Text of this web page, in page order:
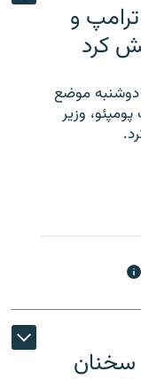
و
کرد
دوشنبه موضع
وزیر
سخنان